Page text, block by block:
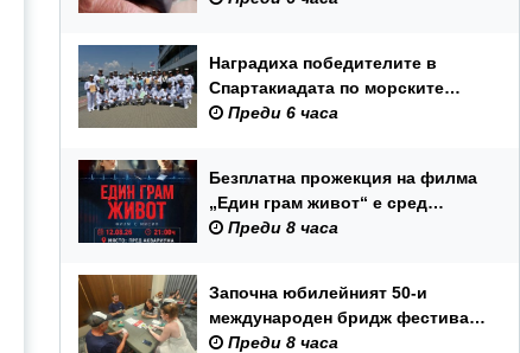
Наградиха победителите в
Спартакиадата по морските
спортове на Военноморските
Преди 6 часа
Безплатна прожекция на филма
„Един грам живот“ е сред
събитията за Международния
Преди 8 часа
Започна юбилейният 50-и
международен бридж фестивал
„Варна“
Преди 8 часа